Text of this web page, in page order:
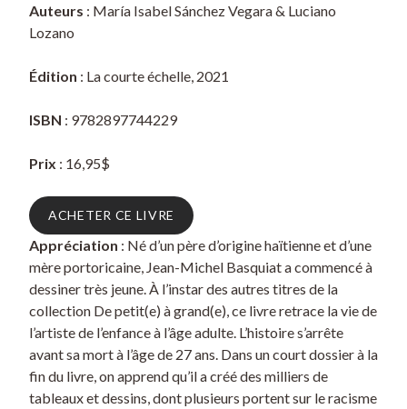
Auteurs : María Isabel Sánchez Vegara & Luciano
Lozano
Édition : La courte échelle, 2021
ISBN : 9782897744229
Prix : 16,95$
ACHETER CE LIVRE
Appréciation : Né d’un père d’origine haïtienne et d’une
mère portoricaine, Jean-Michel Basquiat a commencé à
dessiner très jeune. À l’instar des autres titres de la
collection De petit(e) à grand(e), ce livre retrace la vie de
l’artiste de l’enfance à l’âge adulte. L’histoire s’arrête
avant sa mort à l’âge de 27 ans. Dans un court dossier à la
fin du livre, on apprend qu’il a créé des milliers de
tableaux et dessins, dont plusieurs portent sur le racisme